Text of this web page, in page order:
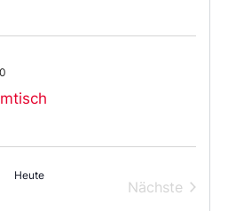
Heute
Nächste